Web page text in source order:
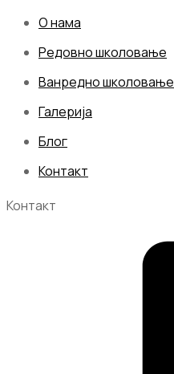
О нама
Редовно школовање
Ванредно школовање
Галерија
Блог
Контакт
Контакт